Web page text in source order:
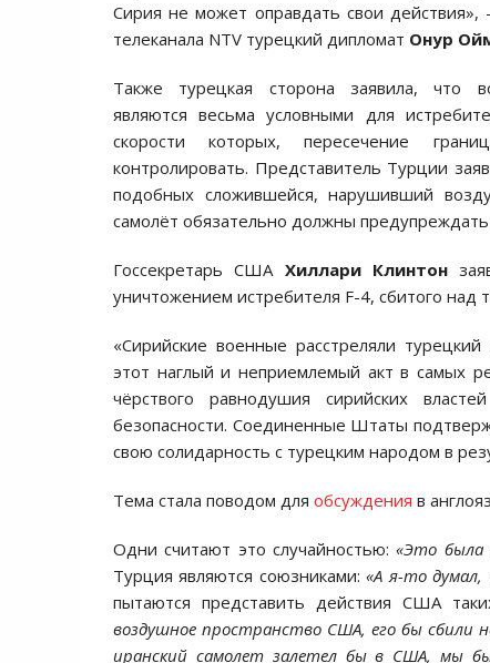
Сирия не может оправдать свои
телеканала NTV турецкий дипломат Онур
Также турецкая сторона заявила, что
являются весьма условными для
скорости которых, пересечение
контролировать. Представитель Турции
подобных сложившейся, нарушивший
самолёт обязательно должны
Госсекретарь США Хиллари Клинтон
уничтожением истребителя F-4, сбитого
«Сирийские военные расстреляли
этот наглый и неприемлемый акт в самых
чёрствого равнодушия сирийских
безопасности. Соединенные Штаты
свою солидарность с турецким народом в
Тема стала поводом для обсуждения в
Одни считают это случайностью:«Это была
Турция являются союзниками:«А я-то
пытаются представить действия США
воздушное пространство США, его бы сбили
иранский самолет залетел бы в США, мы